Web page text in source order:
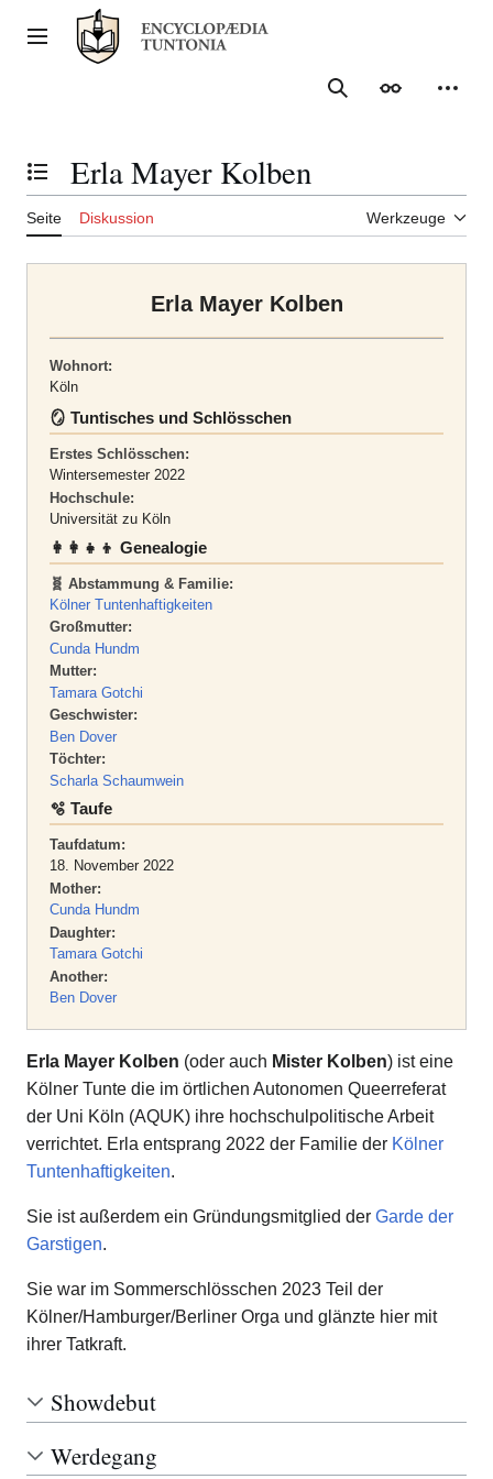
Inhalt
springenHauptmenü
Suche
Inhaltsverzeichnis umschalten
Erla Mayer Kolben
Seite Diskussion Werkzeuge
Erla Mayer Kolben
Wohnort:
Köln
🪞 Tuntisches und Schlösschen
Erstes Schlösschen:
Wintersemester 2022
Hochschule:
Universität zu Köln
👩‍👩‍👧‍👦 Genealogie
🧬 Abstammung & Familie:
Kölner Tuntenhaftigkeiten
Großmutter:
Cunda Hundm
Mutter:
Tamara Gotchi
Geschwister:
Ben Dover
Töchter:
Scharla Schaumwein
🫧 Taufe
Taufdatum:
18. November 2022
Mother:
Cunda Hundm
Daughter:
Tamara Gotchi
Another:
Ben Dover
Erla Mayer Kolben (oder auch Mister Kolben) ist eine
Kölner Tunte die im örtlichen Autonomen Queerreferat
der Uni Köln (AQUK) ihre hochschulpolitische Arbeit
verrichtet. Erla entsprang 2022 der Familie der Kölner
Tuntenhaftigkeiten.
Sie ist außerdem ein Gründungsmitglied der Garde der
Garstigen.
Sie war im Sommerschlösschen 2023 Teil der
Kölner/Hamburger/Berliner Orga und glänzte hier mit
ihrer Tatkraft.
Showdebut
Werdegang